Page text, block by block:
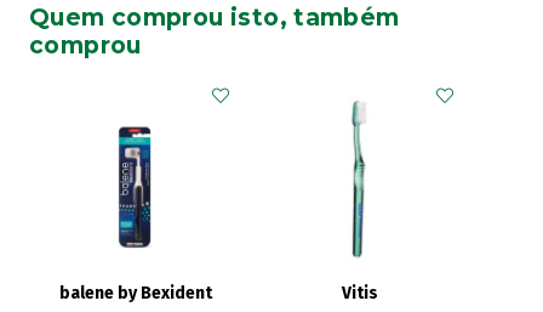
Gel
Dentes
Quem comprou isto, também
comprou
balene by Bexident Vitis